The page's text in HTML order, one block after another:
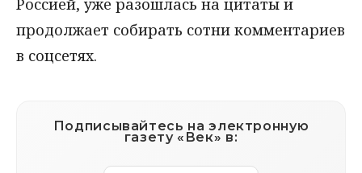
Россией, уже разошлась на цитаты и
продолжает собирать сотни комментариев
в соцсетях.
Подписывайтесь на электронную
газету «Век» в: